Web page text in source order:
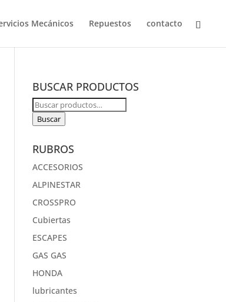
Mecánicos Repuestos contacto
BUSCAR PRODUCTOS
Buscar
por:
Buscar
RUBROS
ACCESORIOS
ALPINESTAR
CROSSPRO
Cubiertas
ESCAPES
GAS GAS
HONDA
lubricantes